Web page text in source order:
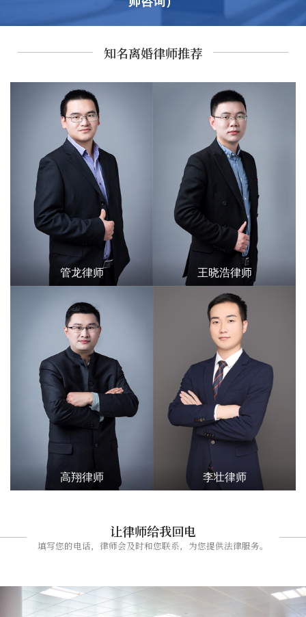
知名离婚律师推荐
管龙律师 王晓浩律师
高翔律师 李壮律师
让律师给我回电
填写您的电话，律师会及时和您联系，为您提供法律服务。